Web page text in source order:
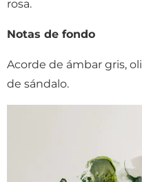
rosa.
Notas de fondo
Acorde de ámbar gris,
de sándalo.